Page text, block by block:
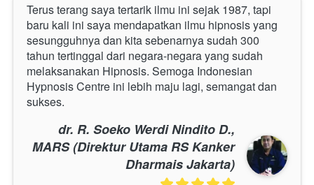
Terus terang saya tertarik ilmu ini sejak 1987, tapi
baru kali ini saya mendapatkan ilmu hipnosis yang
sesungguhnya dan kita sebenarnya sudah 300
tahun tertinggal dari negara-negara yang sudah
melaksanakan Hipnosis. Semoga Indonesian
Hypnosis Centre ini lebih maju lagi, semangat dan
sukses.
dr. R. Soeko Werdi Nindito D.,
MARS (Direktur Utama RS Kanker
Dharmais Jakarta)